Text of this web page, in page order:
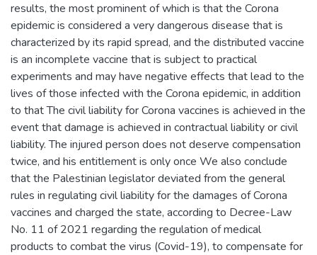
results, the most prominent of which is that the Corona
epidemic is considered a very dangerous disease that is
characterized by its rapid spread, and the distributed vaccine
is an incomplete vaccine that is subject to practical
experiments and may have negative effects that lead to the
lives of those infected with the Corona epidemic, in addition
to that The civil liability for Corona vaccines is achieved in the
event that damage is achieved in contractual liability or civil
liability. The injured person does not deserve compensation
twice, and his entitlement is only once We also conclude
that the Palestinian legislator deviated from the general
rules in regulating civil liability for the damages of Corona
vaccines and charged the state, according to Decree-Law
No. 11 of 2021 regarding the regulation of medical
products to combat the virus (Covid-19), to compensate for